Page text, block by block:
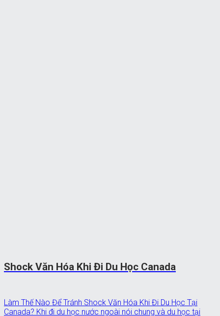
Shock Văn Hóa Khi Đi Du Học Canada
Làm Thế Nào Để Tránh Shock Văn Hóa Khi Đi Du Học Tại
Canada? Khi đi du học nước ngoài nói chung và du học tại